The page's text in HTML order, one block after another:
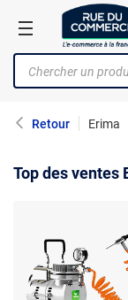
Retour Erima
Top des ventes